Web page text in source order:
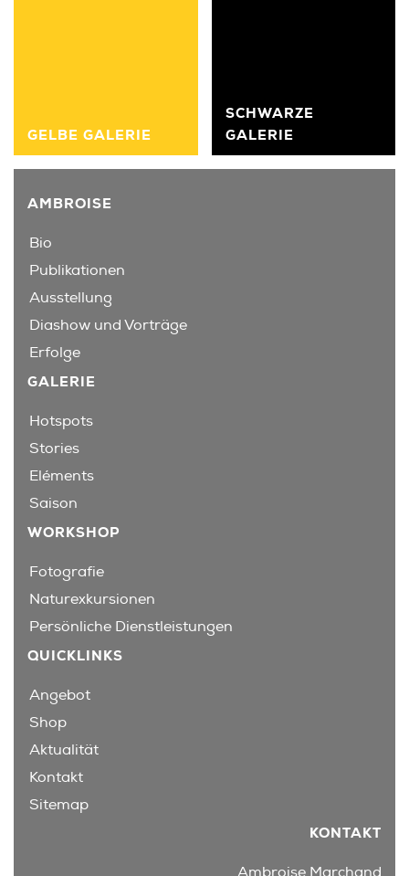
GELBE GALERIE
SCHWARZE
GALERIE
AMBROISE
Bio
Publikationen
Ausstellung
Diashow und Vorträge
Erfolge
GALERIE
Hotspots
Stories
Eléments
Saison
WORKSHOP
Fotografie
Naturexkursionen
Persönliche Dienstleistungen
QUICKLINKS
Angebot
Shop
Aktualität
Kontakt
Sitemap
KONTAKT